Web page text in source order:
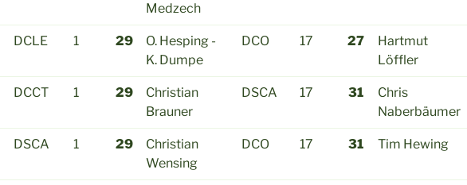
Medzech
DCLE 1 29
O. Hesping -
K. Dumpe
DCO 17 27
Hartmut
Löffler
DCCT 1 29
Christian
Brauner
DSCA 17 31
Chris
Naberbäumer
DSCA 1 29
Christian
Wensing
DCO 17 31 Tim Hewing